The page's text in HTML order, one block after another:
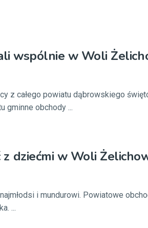
wspólnie w Woli
z całego powiatu dąbrowskiego
gminne obchody ...
dziećmi w Woli
i mundurowi. Powiatowe
...